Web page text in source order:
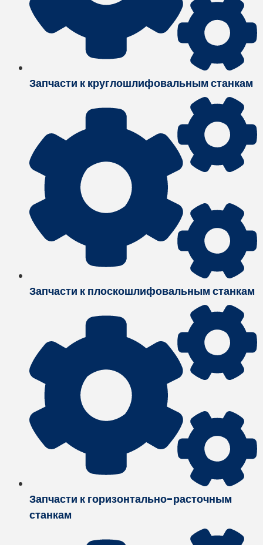
Запчасти к круглошлифовальным станкам
Запчасти к плоскошлифовальным станкам
Запчасти к горизонтально-расточным
станкам